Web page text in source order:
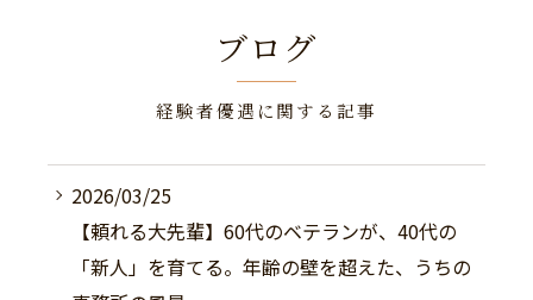
ブログ
経験者優遇に関する記事
2026/03/25
【頼れる大先輩】60代のベテランが、40代の
「新人」を育てる。年齢の壁を超えた、うちの